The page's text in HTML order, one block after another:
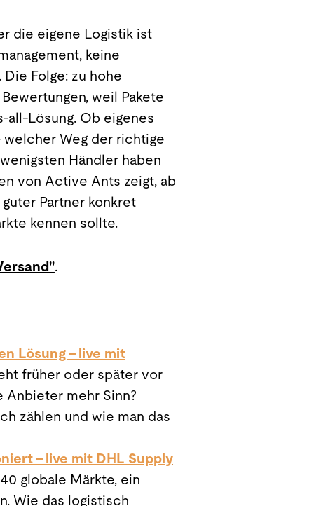
die eigene Logistik ist
keine
Folge: zu hohe
weil Pakete
all-Lösung. Ob eigenes
Weg der richtige
Händler haben
von Active Ants zeigt, ab
Partner konkret
kennen sollte.
.
Lösung – live mit
früher oder später vor
Anbieter mehr Sinn?
zählen und wie man das
– live mit DHL Supply
globale Märkte, ein
Wie das logistisch